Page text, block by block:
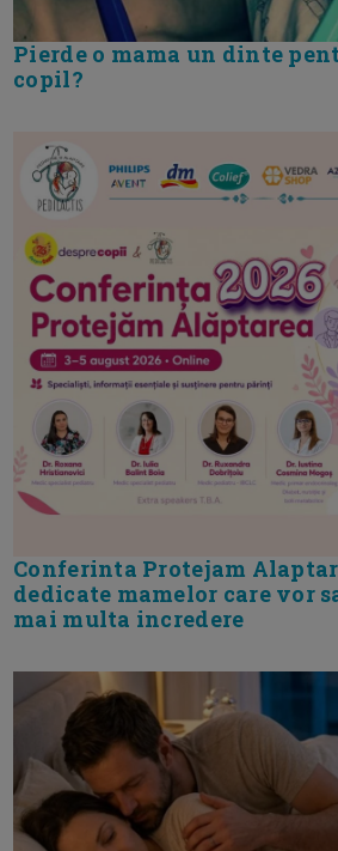
Pierde o mama un dinte
copil?
Conferinta Protejam
dedicate mamelor care vor
mai multa incredere